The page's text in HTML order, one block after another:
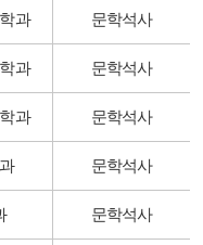
과 문학석사
과 문학석사
과 문학석사
문학석사
문학석사